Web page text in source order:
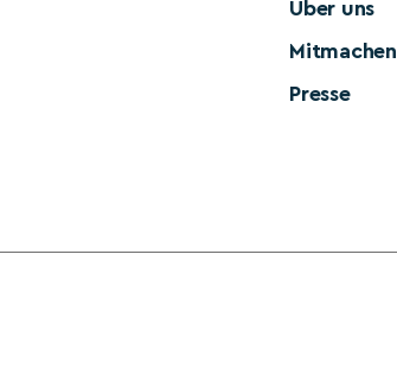
Über uns
Mitmachen
Presse